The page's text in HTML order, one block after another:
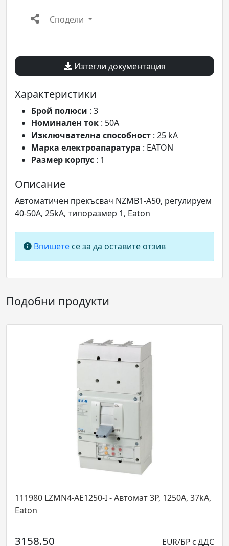
Сподели
Изтегли документация
Характеристики
Брой полюси : 3
Номинален ток : 50A
Изключвателна способност : 25 kA
Марка електроапаратура : EATON
Размер корпус : 1
Описание
Автоматичен прекъсвач NZMB1-A50, регулируем
40-50A, 25kA, типоразмер 1, Eaton
Впишете се за да оставите отзив
Подобни продукти
AE1250-I - Автомат 3P, 1250А, 37kA,
EUR/БР с ДДС
118965